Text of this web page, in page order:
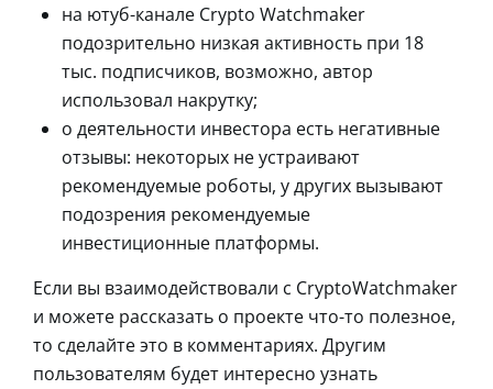
на ютуб-канале Crypto Watchmaker
подозрительно низкая активность при 18
тыс. подписчиков, возможно, автор
использовал накрутку;
о деятельности инвестора есть негативные
отзывы: некоторых не устраивают
рекомендуемые роботы, у других вызывают
подозрения рекомендуемые
инвестиционные платформы.
Если вы взаимодействовали с CryptoWatchmaker
и можете рассказать о проекте что-то полезное,
то сделайте это в комментариях. Другим
пользователям будет интересно узнать